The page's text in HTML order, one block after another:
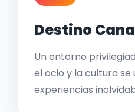
Destino
Un entorno
el ocio y la cultura se
experiencias